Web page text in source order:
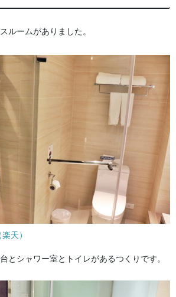
ルームがありました。
天）
とシャワー室とトイレがあるつくりです。